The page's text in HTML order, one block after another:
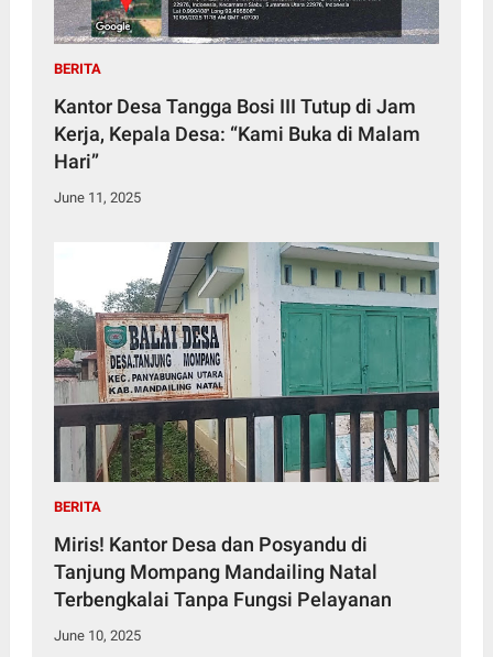
BERITA
Kantor Desa Tangga Bosi III Tutup di Jam
Kerja, Kepala Desa: “Kami Buka di Malam
Hari”
June 11, 2025
BERITA
Miris! Kantor Desa dan Posyandu di
Tanjung Mompang Mandailing Natal
Terbengkalai Tanpa Fungsi Pelayanan
June 10, 2025